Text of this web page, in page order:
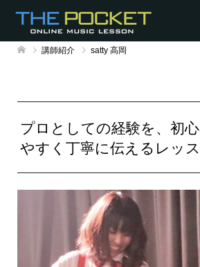
講師紹介 satty 高岡
プロとしての経験を、初
やすく丁寧に伝えるレッ